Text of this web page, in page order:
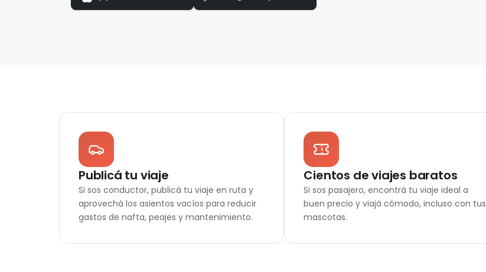
Publicá tu viaje
Si sos conductor, publicá tu viaje en ruta y
aprovechá los asientos vacíos para reducir
gastos de nafta, peajes y mantenimiento.
Cientos de viajes baratos
Si sos pasajero, encontrá tu viaje ideal a
buen precio y viajá cómodo, incluso con tus
mascotas.